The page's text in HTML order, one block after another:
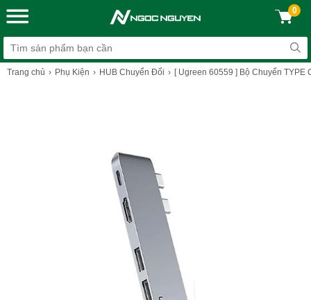
0
Trang chủ Phụ Kiện HUB Chuyển Đổi [ Ugreen 60559 ] Bộ Chuyển TYPE